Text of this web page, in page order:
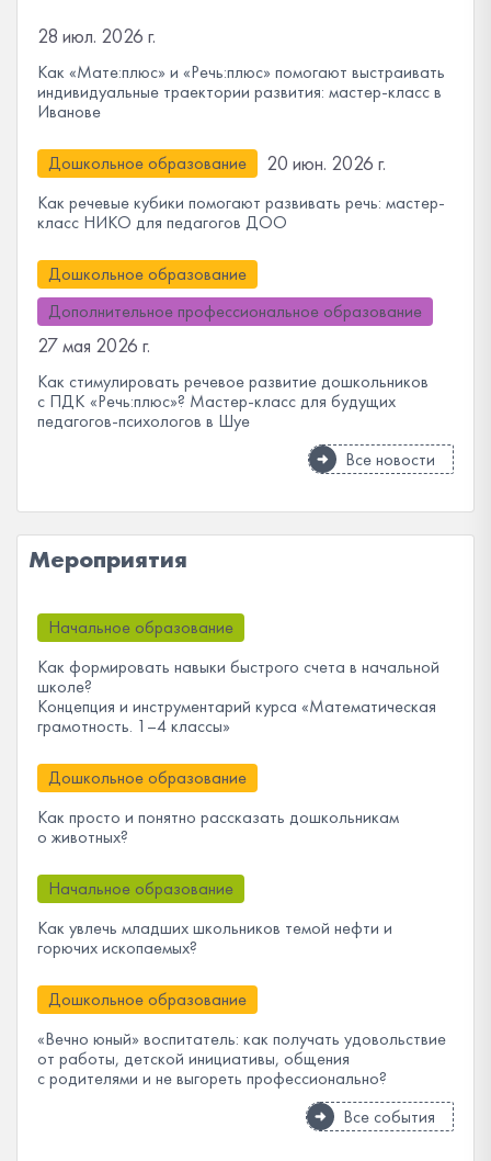
28 июл. 2026 г.
Как «Мате:плюс» и «Речь:плюс» помогают выстраивать
индивидуальные траектории развития: мастер-класс в
Иванове
Дошкольное образование 20 июн. 2026 г.
Как речевые кубики помогают развивать речь: мастер-
класс НИКО для педагогов ДОО
Дошкольное образование
Дополнительное профессиональное образование
27 мая 2026 г.
Как стимулировать речевое развитие дошкольников
с ПДК «Речь:плюс»? Мастер-класс для будущих
педагогов-психологов в Шуе
Все новости
Мероприятия
Начальное образование
Как формировать навыки быстрого счета в начальной
школе?
Концепция и инструментарий курса «Математическая
грамотность. 1–4 классы»
Дошкольное образование
Как просто и понятно рассказать дошкольникам
о животных?
Начальное образование
Как увлечь младших школьников темой нефти и
горючих ископаемых?
Дошкольное образование
«Вечно юный» воспитатель: как получать удовольствие
от работы, детской инициативы, общения
с родителями и не выгореть профессионально?
Все события